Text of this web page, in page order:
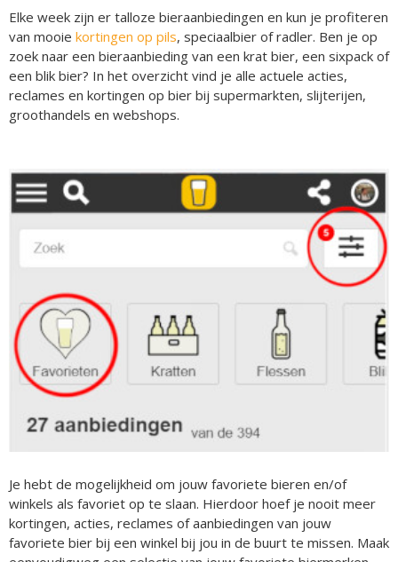
Elke week zijn er talloze bieraanbiedingen en kun je profiteren
van mooie kortingen op pils, speciaalbier of radler. Ben je op
zoek naar een bieraanbieding van een krat bier, een sixpack of
een blik bier? In het overzicht vind je alle actuele acties,
reclames en kortingen op bier bij supermarkten, slijterijen,
groothandels en webshops.
Je hebt de mogelijkheid om jouw favoriete bieren en/of
winkels als favoriet op te slaan. Hierdoor hoef je nooit meer
kortingen, acties, reclames of aanbiedingen van jouw
favoriete bier bij een winkel bij jou in de buurt te missen. Maak